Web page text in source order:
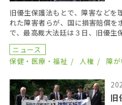
旧優生保護法もとで、障害などを
れた障害者らが、国に損害賠償を
で、最高裁大法廷は３日、旧優生
賠償を命じる判決を言い渡した。
[…]
ニュース
保健・医療・福祉
人権 障が
旧